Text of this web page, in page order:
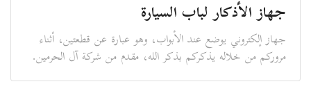
جهاز الأذكار لباب السيارة
جهاز إلكتروني يوضع عند الأبواب، وهو عبارة عن قطعتين، أثناء
مروركم من خلاله يذكركم بذكر الله، مقدم من شركة آل الحرمين.